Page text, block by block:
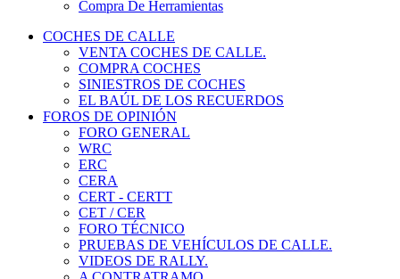
COCHES DE CALLE
VENTA COCHES DE CALLE.
COMPRA COCHES
SINIESTROS DE COCHES
EL BAÚL DE LOS RECUERDOS
FOROS DE OPINIÓN
FORO GENERAL
WRC
ERC
CERA
CERT - CERTT
CET / CER
FORO TÉCNICO
PRUEBAS DE VEHÍCULOS DE CALLE.
VIDEOS DE RALLY.
A CONTRATRAMO
TIENDA ONLINE